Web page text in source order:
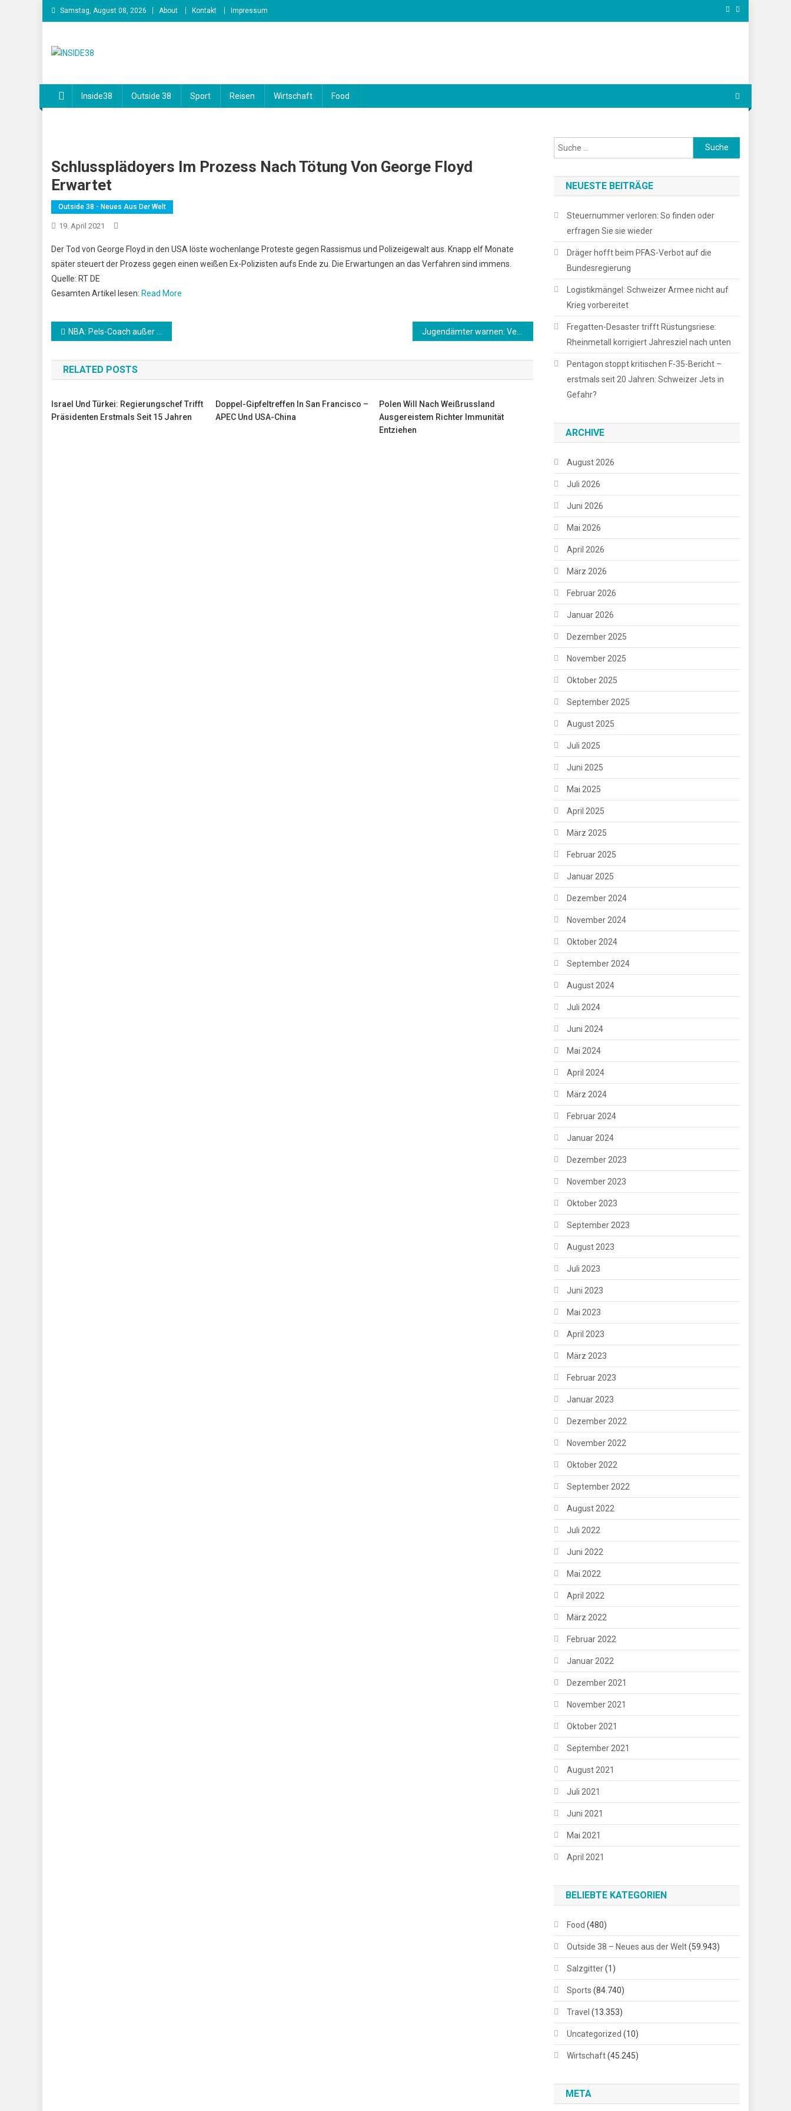
Skip
to
Samstag, August 08, 2026 About Kontakt Impressum
Inside38 Outside 38 Sport Reisen Wirtschaft Food
Schlussplädoyers Im Prozess Nach Tötung Von George Floyd
Erwartet
Outside 38 - Neues Aus Der Welt
19. April 2021
Der Tod von George Floyd in den USA löste wochenlange Proteste gegen Rassismus und Polizeigewalt aus. Knapp elf Monate
später steuert der Prozess gegen einen weißen Ex-Polizisten aufs Ende zu. Die Erwartungen an das Verfahren sind immens.
Quelle: RT DE
Gesamten Artikel lesen: Read More
Beitrags-
Navigation
NBA: Pels-Coach außer sich: “Selbst High Schooler hätten das hingekriegt”
RELATED POSTS
Israel Und Türkei: Regierungschef Trifft
Präsidenten Erstmals Seit 15 Jahren
Doppel-Gipfeltreffen In San Francisco –
APEC Und USA-China
Polen Will Nach Weißrussland
Ausgereistem Richter Immunität
Entziehen
Suche
nach:
NEUESTE BEITRÄGE
Steuernummer verloren: So finden oder
erfragen Sie sie wieder
Dräger hofft beim PFAS-Verbot auf die
Bundesregierung
Logistikmängel: Schweizer Armee nicht auf
Krieg vorbereitet
Fregatten-Desaster trifft Rüstungsriese:
Rheinmetall korrigiert Jahresziel nach unten
Pentagon stoppt kritischen F-35-Bericht –
erstmals seit 20 Jahren: Schweizer Jets in
Gefahr?
ARCHIVE
August 2026
Juli 2026
Juni 2026
Mai 2026
April 2026
März 2026
Februar 2026
Januar 2026
Dezember 2025
November 2025
Oktober 2025
September 2025
August 2025
Juli 2025
Juni 2025
Mai 2025
April 2025
März 2025
Februar 2025
Januar 2025
Dezember 2024
November 2024
Oktober 2024
September 2024
August 2024
Juli 2024
Juni 2024
Mai 2024
April 2024
März 2024
Februar 2024
Januar 2024
Dezember 2023
November 2023
Oktober 2023
September 2023
August 2023
Juli 2023
Juni 2023
Mai 2023
April 2023
März 2023
Februar 2023
Januar 2023
Dezember 2022
November 2022
Oktober 2022
September 2022
August 2022
Juli 2022
Juni 2022
Mai 2022
April 2022
März 2022
Februar 2022
Januar 2022
Dezember 2021
November 2021
Oktober 2021
September 2021
August 2021
Juli 2021
Juni 2021
Mai 2021
April 2021
BELIEBTE KATEGORIEN
Food (480)
Outside 38 – Neues aus der Welt(59.943)
Salzgitter(1)
Sports (84.740)
Travel (13.353)
Uncategorized (10)
Wirtschaft(45.245)
META